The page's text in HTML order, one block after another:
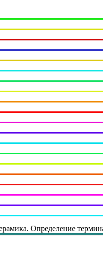
Определение